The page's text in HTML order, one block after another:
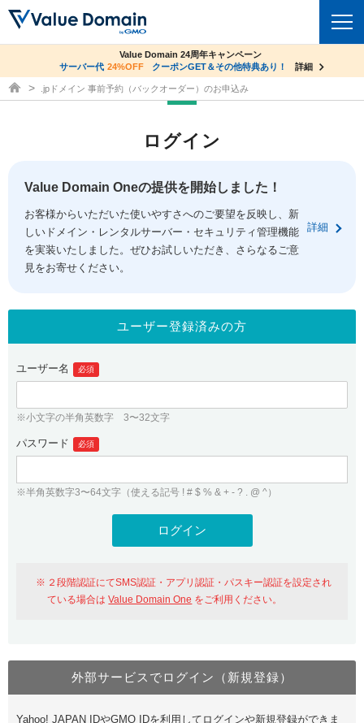
ドメイントップ
ドメイン移管
ドメイン価格一覧
ドメイン一括検索
.jpドメインオークション
gTLDオークション NEW!
.jpドメインバックオーダー
プレミアムドメイン
人気ドメインの種類
WHOIS検索
コアサーバー
バリューサーバー
XREA
セキュリティトップ
Value Domain ネットde診断
SSL証明書
サービストップ
お得意様割引
紹介制度
バリュードメインAPI
ドメイン・ホスティングOEM
facebook
ログイン
従来のバリュードメインをご利用希望の方
Value Domainにログイン
おすすめ One レンタルサーバーを含む最新の機能を使う方
Value Domain Oneにログイン
ユーザー登録
co.jpドメイン✕コアサーバーV2ビジネス応援キャンペーン
サーバー料金1年間無料
詳細
Value Domain 24周年キャンペーン
サーバー代 24%OFF クーポンGET＆その他特典あり！ 詳細
ドメイン取得ならバリュードメイン
.jpドメイン 事前予約（バックオーダー）のお申込み
ログイン
Value Domain Oneの提供を開始しました！
お客様からいただいた使いやすさへのご要望を反映し、新
しいドメイン・レンタルサーバー・セキュリティ管理機能
を実装いたしました。ぜひお試しいただき、さらなるご意
見をお寄せください。
詳細
ユーザー登録済みの方
ユーザー名 必須
※小文字の半角英数字 3〜32文字
パスワード 必須
※半角英数字3〜64文字（使える記号 ! # $ % & + - ? . @ ^）
２段階認証にてSMS認証・アプリ認証・パスキー認証を設定され
ている場合はValue Domain One をご利用ください。
外部サービスでログイン（新規登録）
Yahoo! JAPAN IDやGMO IDを利用してログインや新規登録ができま